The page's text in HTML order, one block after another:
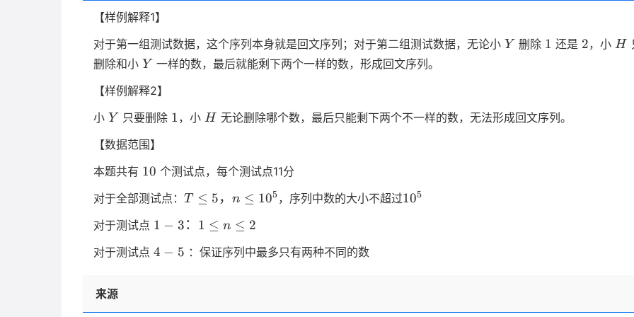
【样例解释1】
对于第一组测试数据，这个序列本身就是回文序列；对于第二组测试数据，无论小 Y
Y 删除 1
1 还是 2
2，小H
H
删除和小 Y
Y 一样的数，最后就能剩下两个一样的数，形成回文序列。
【样例解释2】
小 Y
Y 只要删除 1
1 ，小H
H 无论删除哪个数，最后只能剩下两个不一样的数，无法形成回文序列。
【数据范围】
本题共有 10
10 个测试点，每个测试点11分
对于全部测试点： T
5，n
\le
10^5
T ≤ 5，n ≤ 105，序列中数的大小不超过10^5
105
对于测试点 1-
：
1 − 3： 1 ≤ n ≤ 2
对于测试点 4-
4 − 5 ：保证序列中最多只有两种不同的数
来源